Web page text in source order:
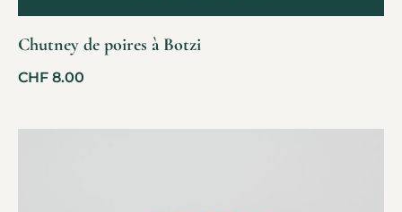
Chutney de poires à Botzi
CHF 8.00